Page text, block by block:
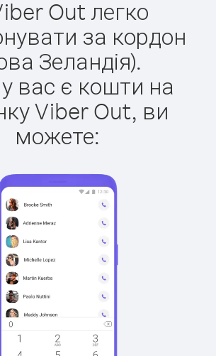
Out легко
за кордон
Зеландія).
вас є кошти на
Viber Out, ви
можете: